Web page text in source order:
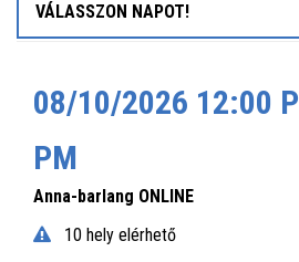
VÁLASSZON NAPOT!
08/10/2026 12:00
PM
Anna-barlang ONLINE
10 hely elérhető